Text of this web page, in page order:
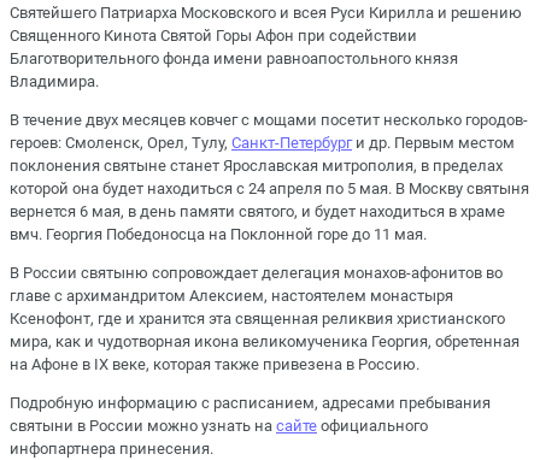
Святейшего Патриарха Московского и всея Руси Кирилла и решению
Священного Кинота Святой Горы Афон при содействии
Благотворительного фонда имени равноапостольного князя
Владимира.
В течение двух месяцев ковчег с мощами посетит несколько городов-
героев: Смоленск, Орел, Тулу, Санкт-Петербурги др. Первым местом
поклонения святыне станет Ярославская митрополия, в пределах
которой она будет находиться с 24 апреля по 5 мая. В Москву святыня
вернется 6 мая, в день памяти святого, и будет находиться в храме
вмч. Георгия Победоносца на Поклонной горе до 11 мая.
В России святыню сопровождает делегация монахов-афонитов во
главе с архимандритом Алексием, настоятелем монастыря
Ксенофонт, где и хранится эта священная реликвия христианского
мира, как и чудотворная икона великомученика Георгия, обретенная
на Афоне в IX веке, которая также привезена в Россию.
Подробную информацию с расписанием, адресами пребывания
святыни в России можно узнать на сайте официального
инфопартнера принесения.